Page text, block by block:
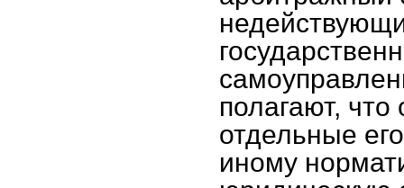
полагают,
отдельные
иному